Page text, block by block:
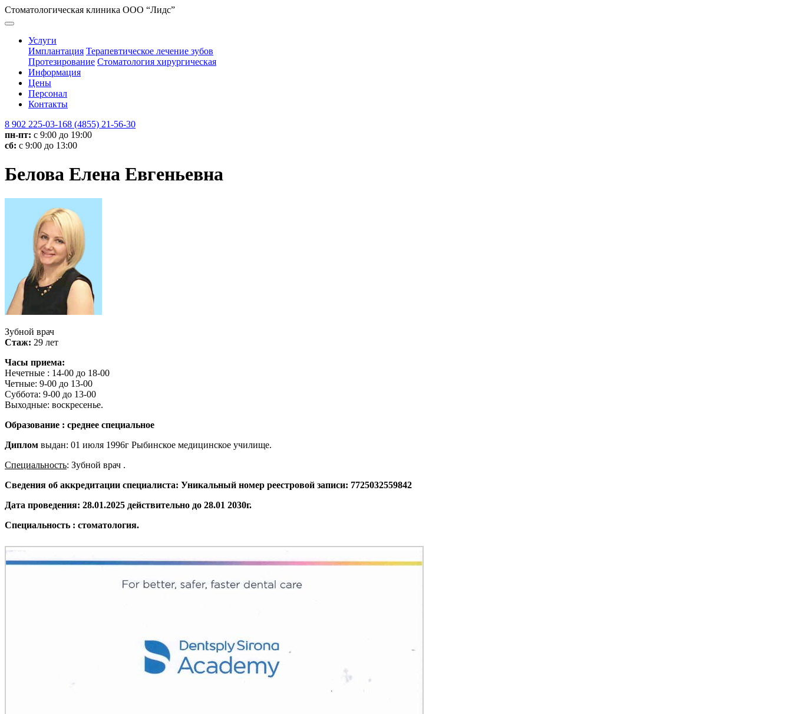
Стоматологическая клиника ООО “Лидс”
Услуги
Имплантация Терапевтическое лечение зубов
Протезирование Стоматология хирургическая
Информация
Цены
Персонал
Контакты
8 902 225-03-168 (4855) 21-56-30
пн-пт: с 9:00 до 19:00
сб: с 9:00 до 13:00
Белова Елена Евгеньевна
Зубной врач
Стаж: 29 лет
Часы приема:
Нечетные : 14-00 до 18-00
Четные: 9-00 до 13-00
Суббота: 9-00 до 13-00
Выходные: воскресенье.
Образование : среднее специальное
Диплом выдан: 01 июля 1996г Рыбинское медицинское училище.
Специальность: Зубной врач .
Сведения об аккредитации специалиста: Уникальный номер реестровой записи: 7725032559842
Дата проведения: 28.01.2025 действительно до 28.01 2030г.
Специальность : стоматология.